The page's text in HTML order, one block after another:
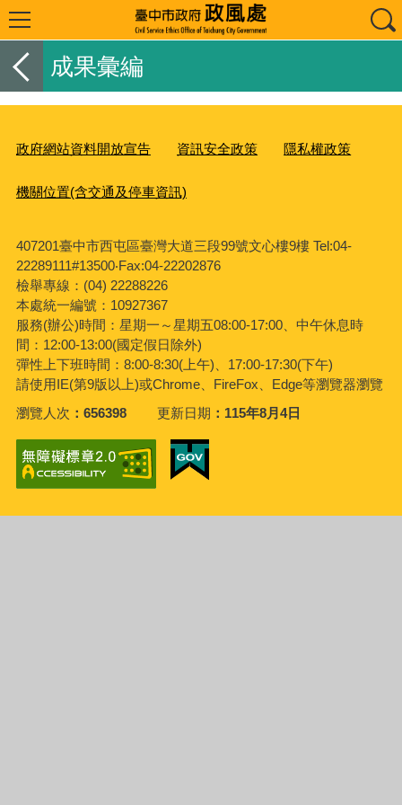
成果彙編
政府網站資料開放宣告 資訊安全政策 隱私權政策
機關位置(含交通及停車資訊)
407201臺中市西屯區臺灣大道三段99號文心樓9樓 Tel:04-
22289111#13500‧Fax:04-22202876
檢舉專線：(04) 22288226
本處統一編號：10927367
服務(辦公)時間：星期一～星期五08:00-17:00、中午休息時
間：12:00-13:00(國定假日除外)
彈性上下班時間：8:00-8:30(上午)、17:00-17:30(下午)
請使用IE(第9版以上)或Chrome、FireFox、Edge等瀏覽器瀏覽
瀏覽人次
656398 更新日期 115年8月4日